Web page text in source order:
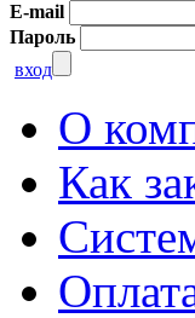
E-mail
Пароль
вход
О
Как